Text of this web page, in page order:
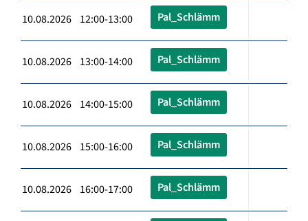
10.08.2026 12:00-13:00 Pal_Schlämm
10.08.2026 13:00-14:00 Pal_Schlämm
10.08.2026 14:00-15:00 Pal_Schlämm
10.08.2026 15:00-16:00 Pal_Schlämm
10.08.2026 16:00-17:00 Pal_Schlämm